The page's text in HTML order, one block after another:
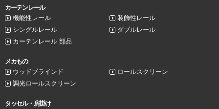
カーテンレール
機能性レール
装飾性レール
シングルレール
ダブルレール
カーテンレール 部品
メカもの
ウッドブラインド
ロールスクリーン
調光ロールスクリーン
タッセル・房掛け